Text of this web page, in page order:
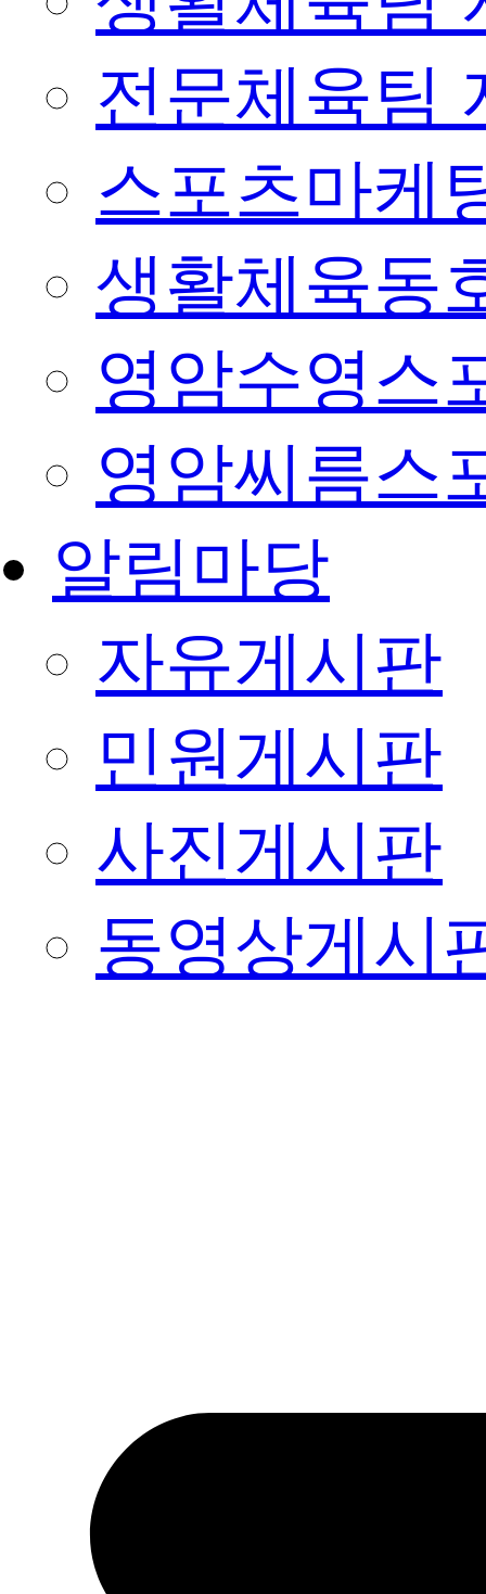
전문체육팀
스포츠마케
생활체육동
영암수영스
영암씨름스
알림마당
자유게시판
민원게시판
사진게시판
동영상게시